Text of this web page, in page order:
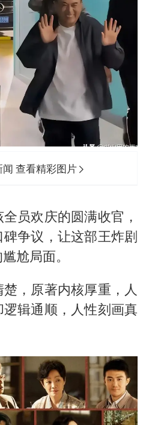
查看精彩图片
员欢庆的圆满收官，
争议，让这部王炸剧
尬局面。
，原著内核厚重，人
辑通顺，人性刻画真